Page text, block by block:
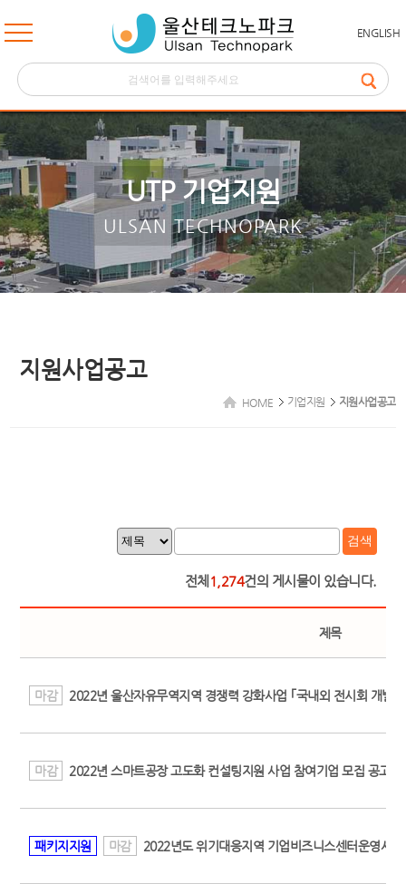
ENGLISH
UTP 기업지원
ULSAN TECHNOPARK
지원사업공고
HOME 기업지원 지원사업공고
검색
전체 1,274건의 게시물이 있습니다.
제목
마감 2022년 울산자유무역지역 경쟁력 강화사업 ｢국내외 전시회 개별
마감 2022년 스마트공장 고도화 컨설팅지원 사업 참여기업 모집 공고
패키지지원 마감 2022년도 위기대응지역 기업비즈니스센터운영사